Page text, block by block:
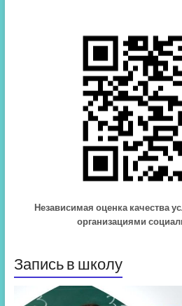
Независимая оценка качества
организациями
Запись в школу